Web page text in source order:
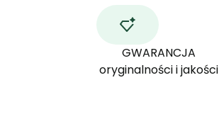
GWARANCJA
oryginalności i jakości